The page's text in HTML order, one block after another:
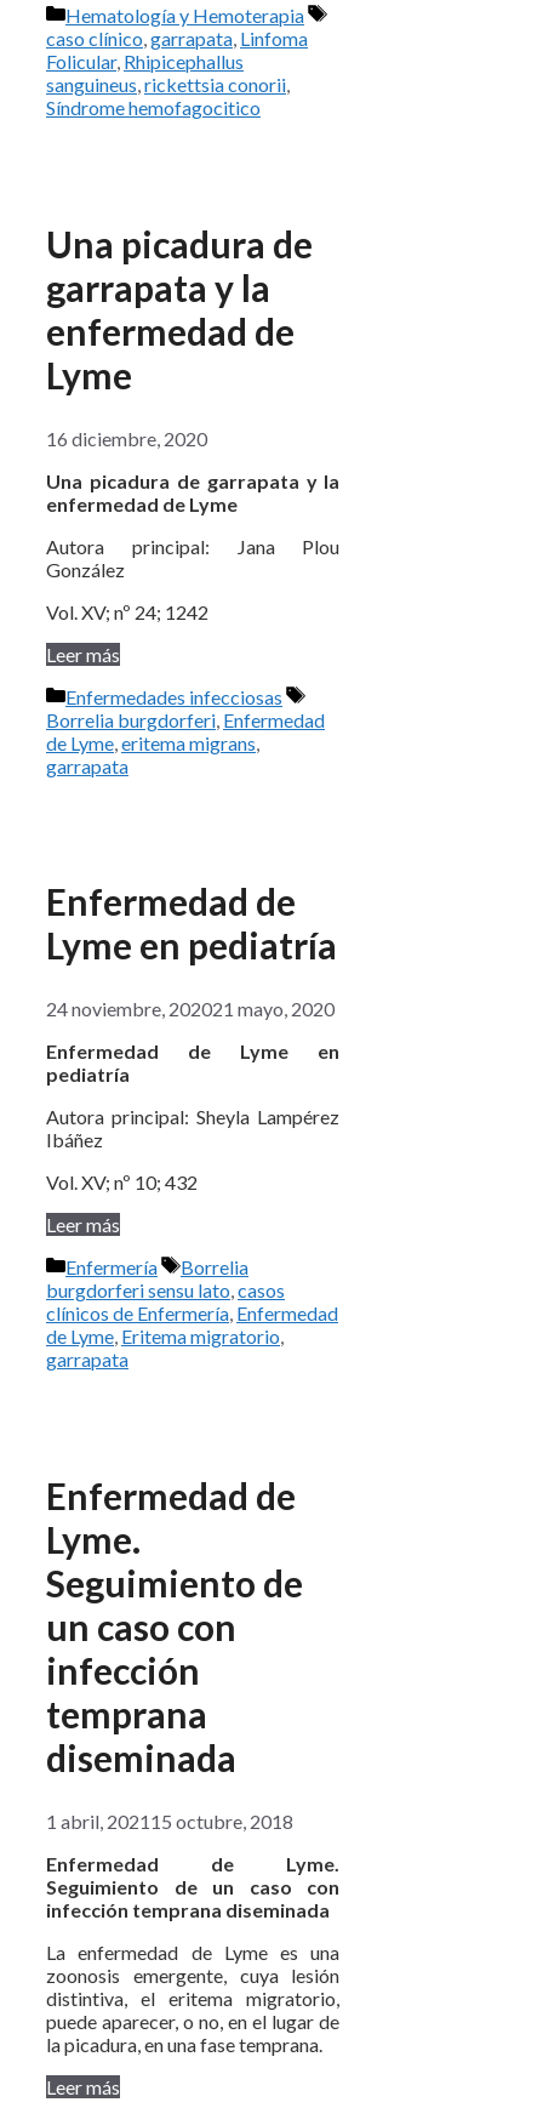
Categorías
Hematología y Hemoterapia
Etiquetas
caso clínico garrapata Linfoma
Folicular, Rhipicephallus
sanguineus rickettsia conorii
Síndrome hemofagocitico
Una picadura de
garrapata y la
enfermedad de
Lyme
16 diciembre, 2020
Una picadura de garrapata y la
enfermedad de Lyme
Autora principal: Jana Plou
González
Vol. XV; nº 24; 1242
Leer más
Categorías
Enfermedades infecciosas
Etiquetas
Borrelia burgdorferi Enfermedad
de Lyme eritema migrans
garrapata
Enfermedad de
Lyme en pediatría
24 noviembre, 202021 mayo, 2020
Enfermedad de Lyme en
pediatría
Autora principal: Sheyla Lampérez
Ibáñez
Vol. XV; nº 10; 432
Leer más
Categorías
Enfermería Etiquetas
Borrelia
burgdorferi sensu lato,casos
clínicos de Enfermería, Enfermedad
de Lyme, Eritema migratorio,
garrapata
Enfermedad de
Lyme.
Seguimiento de
un caso con
infección
temprana
diseminada
1 abril, 202115 octubre, 2018
Enfermedad de Lyme.
Seguimiento de un caso con
infección temprana diseminada
La enfermedad de Lyme es una
zoonosis emergente, cuya lesión
distintiva, el eritema migratorio,
puede aparecer, o no, en el lugar de
la picadura, en una fase temprana.
Leer más